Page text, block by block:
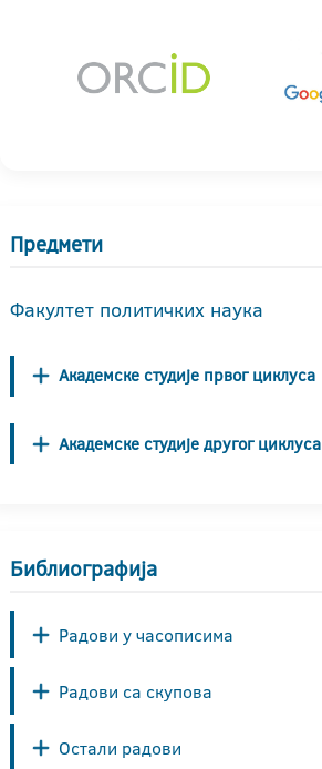
Предмети
Факултет политичких наука
Академске студије првог циклуса
Академске студије другог циклуса
Библиографија
Радови у часописима
Радови са скупова
Остали радови